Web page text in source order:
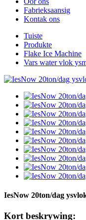
Fabrieksaansig
Kontak ons
Tuiste
Produkte
Flake Ice Machine
Vars water vlok
IesNow 20ton/dag
Kort beskrywing: